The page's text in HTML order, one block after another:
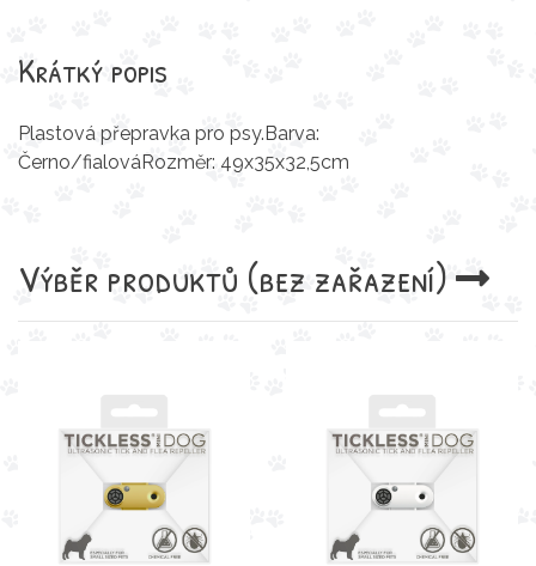
Krátký popis
Plastová přepravka pro psy.Barva:
Černo/fialováRozměr: 49x35x32,5cm
Výběr produktů (bez zařazení)